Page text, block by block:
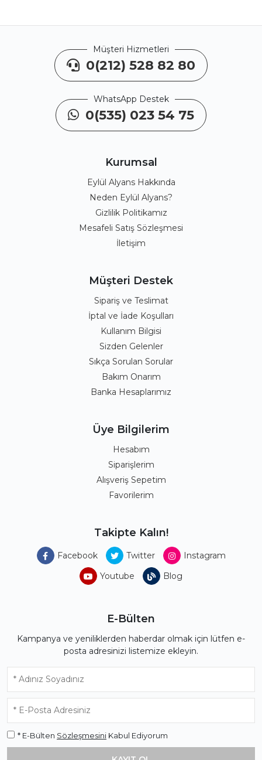
Müşteri Hizmetleri
0(212) 528 82 80
WhatsApp Destek
0(535) 023 54 75
Kurumsal
Eylül Alyans Hakkında
Neden Eylül Alyans?
Gizlilik Politikamız
Mesafeli Satış Sözleşmesi
İletişim
Müşteri Destek
Sipariş ve Teslimat
İptal ve İade Koşulları
Kullanım Bilgisi
Sizden Gelenler
Sıkça Sorulan Sorular
Bakım Onarım
Banka Hesaplarımız
Üye Bilgilerim
Hesabım
Siparişlerim
Alışveriş Sepetim
Favorilerim
Takipte Kalın!
Facebook Twitter
Instagram
Youtube
Blog
E-Bülten
Kampanya ve yeniliklerden haberdar olmak için lütfen e-
posta adresinizi listemize ekleyin.
* E-Bülten Sözleşmesini Kabul Ediyorum